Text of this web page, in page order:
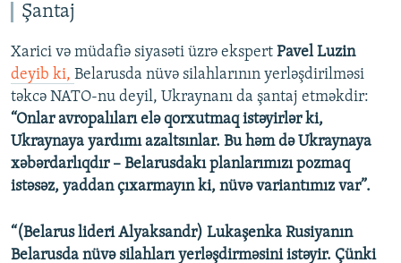
Şantaj
Xarici və müdafiə siyasəti üzrə ekspert Pavel Luzin
deyib ki, Belarusda nüvə silahlarının yerləşdirilməsi
təkcə NATO-nu deyil, Ukraynanı da şantaj etməkdir:
“Onlar avropalıları elə qorxutmaq istəyirlər ki,
Ukraynaya yardımı azaltsınlar. Bu həm də Ukraynaya
xəbərdarlıqdır – Belarusdakı planlarımızı pozmaq
istəsəz, yaddan çıxarmayın ki, nüvə variantımız var”.
“(Belarus lideri Alyaksandr) Lukaşenka Rusiyanın
Belarusda nüvə silahları yerləşdirməsini istəyir. Çünki